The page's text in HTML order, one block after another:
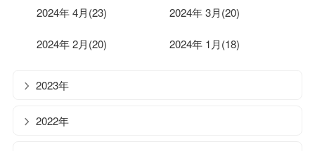
2024年 4月(23) 2024年 3月(20)
2024年 2月(20) 2024年 1月(18)
2023年
2022年